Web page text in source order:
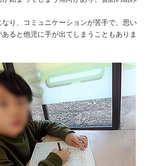
り、コミュニケーションが苦手で、思い
ると他児に手が出てしまうこともありま